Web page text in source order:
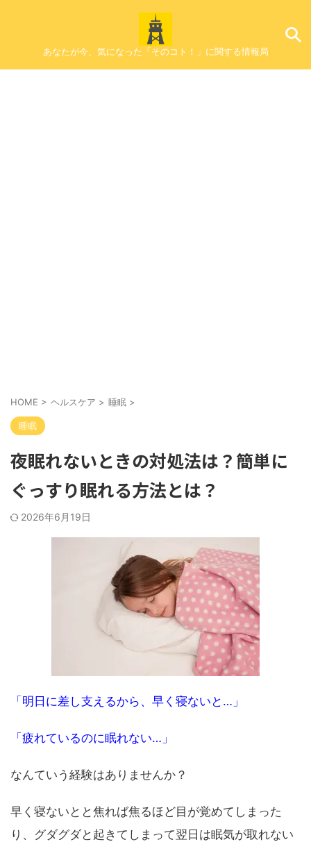
あなたが今、気になった「そのコト！」に関する情報局
HOME > ヘルスケア > 睡眠 >
睡眠
夜眠れないときの対処法は？簡単に
ぐっすり眠れる方法とは？
2026年6月19日
「明日に差し支えるから、早く寝ないと…」
「疲れているのに眠れない…」
なんていう経験はありませんか？
早く寝ないとと焦れば焦るほど目が覚めてしまった
り、グダグダと起きてしまって翌日は眠気が取れない